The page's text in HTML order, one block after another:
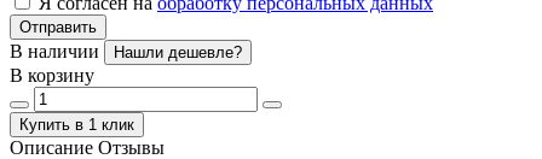
Отправить
В наличии Нашли дешевле?
В корзину
Купить в 1 клик
Описание Отзывы